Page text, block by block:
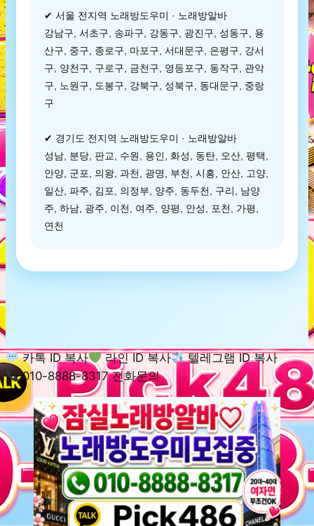
✔ 서울 전지역 노래방도우미 · 노래방알바
강남구, 서초구, 송파구, 강동구, 광진구, 성동구, 용
산구, 중구, 종로구, 마포구, 서대문구, 은평구, 강서
구, 양천구, 구로구, 금천구, 영등포구, 동작구, 관악
구, 노원구, 도봉구, 강북구, 성북구, 동대문구, 중랑
구
✔ 경기도 전지역 노래방도우미 · 노래방알바
성남, 분당, 판교, 수원, 용인, 화성, 동탄, 오산, 평택,
안양, 군포, 의왕, 과천, 광명, 부천, 시흥, 안산, 고양,
일산, 파주, 김포, 의정부, 양주, 동두천, 구리, 남양
주, 하남, 광주, 이천, 여주, 양평, 안성, 포천, 가평,
연천
카톡 ID 복사 라인 ID 복사
텔레그램 ID 복사
010-8888-8317 전화문의